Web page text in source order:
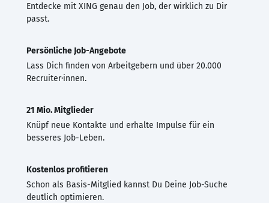
Entdecke mit XING genau den Job, der wirklich zu Dir
passt.
Persönliche Job-Angebote
Lass Dich finden von Arbeitgebern und über 20.000
Recruiter·innen.
21 Mio. Mitglieder
Knüpf neue Kontakte und erhalte Impulse für ein
besseres Job-Leben.
Kostenlos profitieren
Schon als Basis-Mitglied kannst Du Deine Job-Suche
deutlich optimieren.